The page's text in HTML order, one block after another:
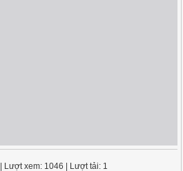
| Lượt xem: 1046 | Lượt tải: 1